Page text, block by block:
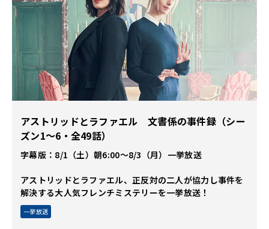
アストリッドとラファエル 文書係の事件録（シー
ズン1～6・全49話）
字幕版：8/1（土）朝6:00～8/3（月）一挙放送
アストリッドとラファエル、正反対の二人が協力し事件を
解決する大人気フレンチミステリーを一挙放送！
一挙放送